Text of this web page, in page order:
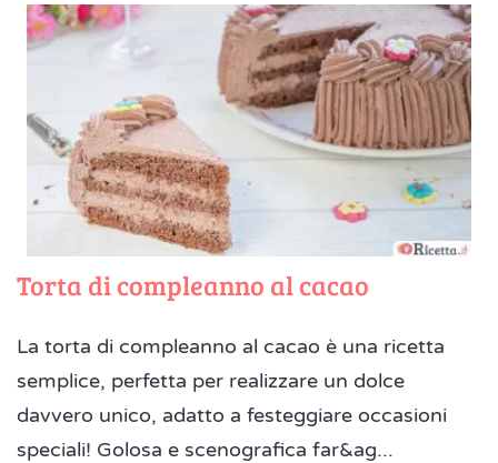
Torta di compleanno al cacao
La torta di compleanno al cacao è una ricetta
semplice, perfetta per realizzare un dolce
davvero unico, adatto a festeggiare occasioni
speciali! Golosa e scenografica far&ag...